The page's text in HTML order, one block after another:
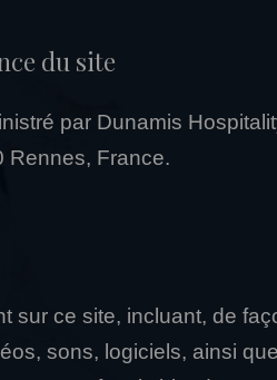
du site
par Dunamis
Rennes, France.
sur ce site, incluant, de
sons, logiciels, ainsi